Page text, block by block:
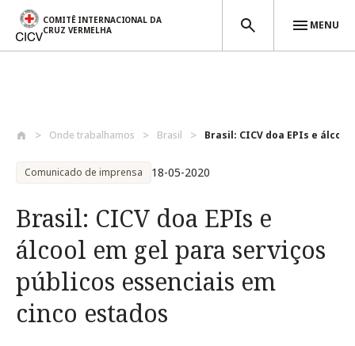
COMITÊ INTERNACIONAL DA
CRUZ VERMELHA
MENU
Onde trabalhamos Brasil Brasil: CICV doa EPIs e
Comunicado de imprensa 18-05-2020
Brasil: CICV doa EPIs e
álcool em gel para serviços
públicos essenciais em
cinco estados